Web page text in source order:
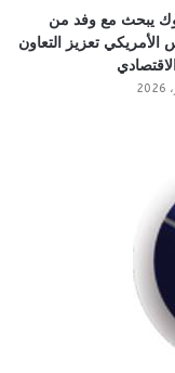
يبحث مع وفد من
الأمريكي تعزيز التعاون